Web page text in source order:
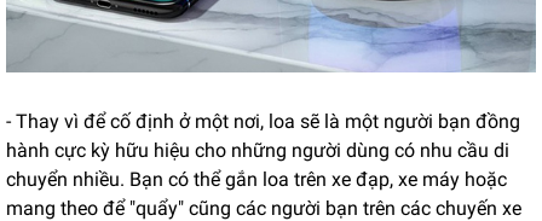
- Thay vì để cố định ở một nơi, loa sẽ là một người bạn đồng
hành cực kỳ hữu hiệu cho những người dùng có nhu cầu di
chuyển nhiều. Bạn có thể gắn loa trên xe đạp, xe máy hoặc
mang theo để "quẩy" cũng các người bạn trên các chuyến xe